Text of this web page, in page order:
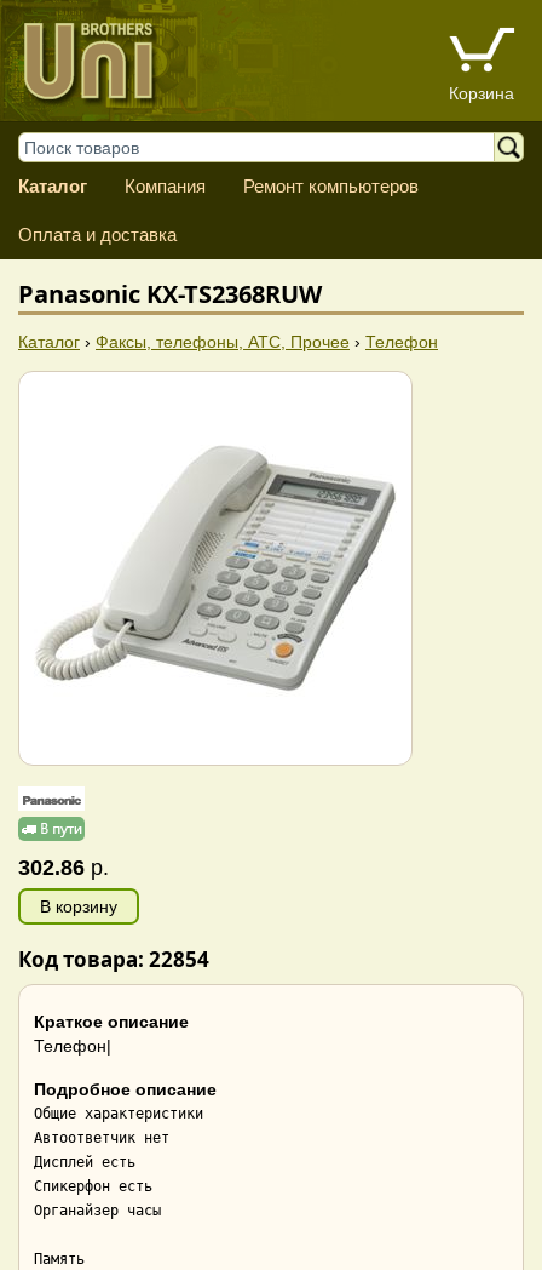
Корзина
Каталог Компания Ремонт компьютеров
Оплата и доставка
Panasonic KX-TS2368RUW
Каталог › Факсы, телефоны, АТС, Прочее › Телефон
302.86 р.
В корзину
Код товара: 22854
Краткое описание
Телефон|
Подробное описание
Общие характеристики
Автоответчик нет
Дисплей есть
Спикерфон есть
Органайзер часы
Память